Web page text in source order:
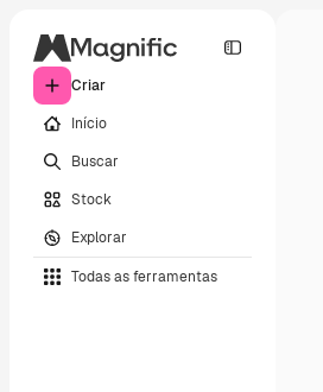
Criar
Início
Buscar
Stock
Explorar
Todas as ferramentas